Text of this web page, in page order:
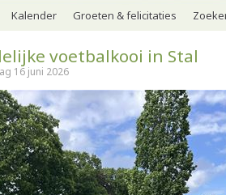
Kalender Groeten & felicitaties
voetbalkooi in Stal
16 juni 2026